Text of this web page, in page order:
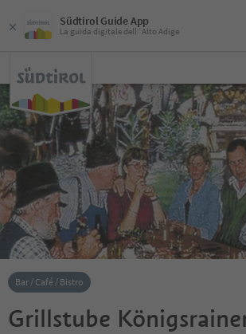
Südtirol Guide App
La guida digitale dell´Alto Adige
Bar / Café / Bistro
Grillstube